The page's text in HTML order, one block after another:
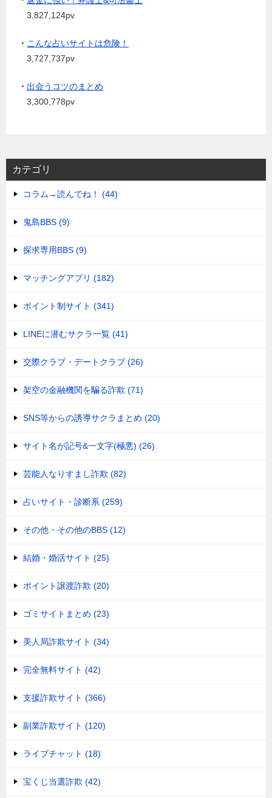
3,827,124pv
・ こんな占いサイトは危険！
3,727,737pv
・ 出会うコツのまとめ
3,300,778pv
カテゴリ
コラム→読んでね！ (44)
鬼島BBS (9)
探求専用BBS (9)
マッチングアプリ (182)
ポイント制サイト (341)
LINEに潜むサクラ一覧 (41)
交際クラブ・デートクラブ (26)
架空の金融機関を騙る詐欺 (71)
SNS等からの誘導サクラまとめ (20)
サイト名が記号&一文字(極悪) (26)
芸能人なりすまし詐欺 (82)
占いサイト・診断系 (259)
その他・その他のBBS (12)
結婚・婚活サイト (25)
ポイント譲渡詐欺 (20)
ゴミサイトまとめ (23)
美人局詐欺サイト (34)
完全無料サイト (42)
支援詐欺サイト (366)
副業詐欺サイト (120)
ライブチャット (18)
宝くじ当選詐欺 (42)